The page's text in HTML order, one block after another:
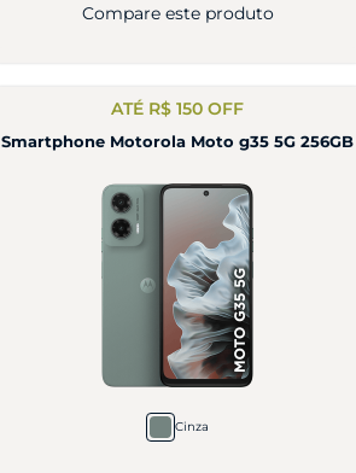
Compare este produto
ATÉ R$ 150 OFF
Smartphone Motorola Moto g35 5G 256GB
Cinza